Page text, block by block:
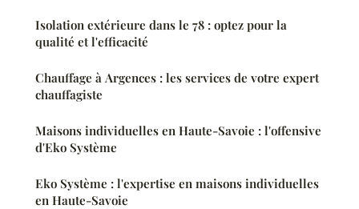
Isolation extérieure dans le 78 : optez pour la
qualité et l'efficacité
Chauffage à Argences : les services de votre expert
chauffagiste
Maisons individuelles en Haute-Savoie : l'offensive
d'Eko Système
Eko Système : l'expertise en maisons individuelles
en Haute-Savoie